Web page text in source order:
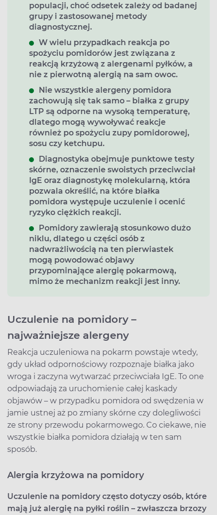
populacji, choć odsetek zależy od badanej
grupy i zastosowanej metody
diagnostycznej.
W wielu przypadkach reakcja po
spożyciu pomidorów jest związana z
reakcją krzyżową z alergenami pyłków, a
nie z pierwotną alergią na sam owoc.
Nie wszystkie alergeny pomidora
zachowują się tak samo – białka z grupy
LTP są odporne na wysoką temperaturę,
dlatego mogą wywoływać reakcje
również po spożyciu zupy pomidorowej,
sosu czy ketchupu.
Diagnostyka obejmuje punktowe testy
skórne, oznaczenie swoistych przeciwciał
IgE oraz diagnostykę molekularną, która
pozwala określić, na które białka
pomidora występuje uczulenie i ocenić
ryzyko ciężkich reakcji.
Pomidory zawierają stosunkowo dużo
niklu, dlatego u części osób z
nadwrażliwością na ten pierwiastek
mogą powodować objawy
przypominające alergię pokarmową,
mimo że mechanizm reakcji jest inny.
Uczulenie na pomidory –
najważniejsze alergeny
Reakcja uczuleniowa na pokarm powstaje wtedy,
gdy układ odpornościowy rozpoznaje białka jako
wroga i zaczyna wytwarzać przeciwciała IgE. To one
odpowiadają za uruchomienie całej kaskady
objawów – w przypadku pomidora od swędzenia w
jamie ustnej aż po zmiany skórne czy dolegliwości
ze strony przewodu pokarmowego. Co ciekawe, nie
wszystkie białka pomidora działają w ten sam
sposób.
Alergia krzyżowa na pomidory
Uczulenie na pomidory często dotyczy osób, które
mają już alergię na pyłki roślin – zwłaszcza brzozy